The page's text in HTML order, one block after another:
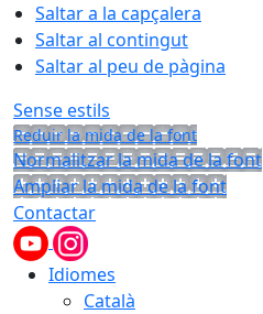
Saltar a la capçalera
Saltar al contingut
Saltar al peu de pàgina
Sense estils
Reduir la mida de la font
Normalitzar la mida de la font
Ampliar la mida de la font
Contactar
Idiomes
Català